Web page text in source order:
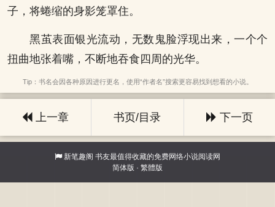
子，将蜷缩的身影笼罩住。
黑茧表面银光流动，无数鬼脸浮现出来，一个个
扭曲地张着嘴，不断地吞食四周的光华。
Tip：书名会因各种原因进行更名，使用“作者名”搜索更容易找到想看的小说。
上一章 书页/目录 下一页
新笔趣阁 书友最值得收藏的免费网络小说阅读网
简体版 · 繁體版